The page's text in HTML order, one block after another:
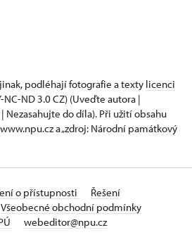
podléhají fotografie a texty licenci
NC-ND 3.0 CZ) (Uveďte autora |
do díla). Při užití obsahu
a „zdroj: Národní památkový
o přístupnosti
Řešení
Všeobecné obchodní podmínky
webeditor@npu.cz